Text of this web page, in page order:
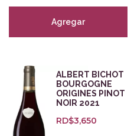
Agregar
ALBERT BICHOT
BOURGOGNE
ORIGINES PINOT
NOIR 2021
RD$3,650